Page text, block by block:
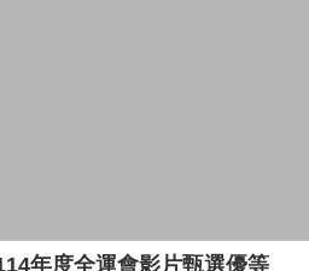
年度全運會影片甄選優等